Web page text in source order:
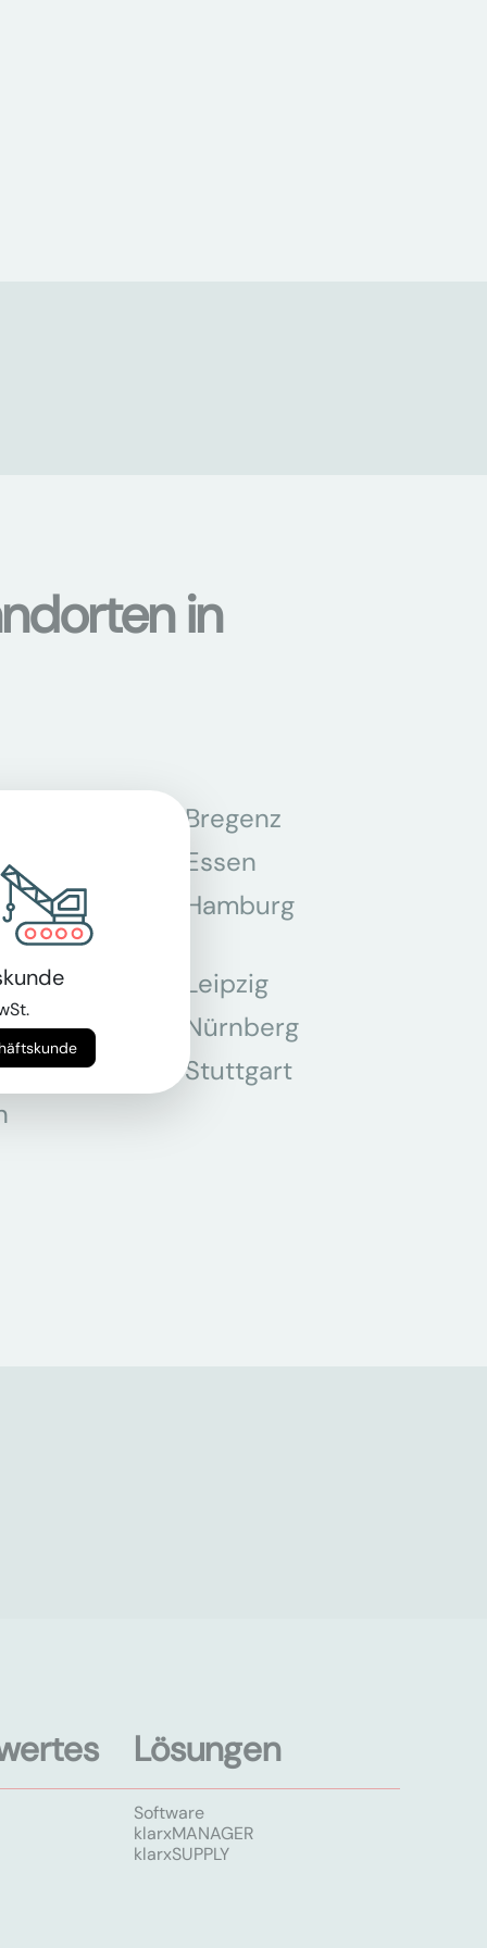
in
Bregenz
Essen
Hamburg
Leipzig
Nürnberg
Stuttgart
Lösungen
Software
klarxMANAGER
klarxSUPPLY